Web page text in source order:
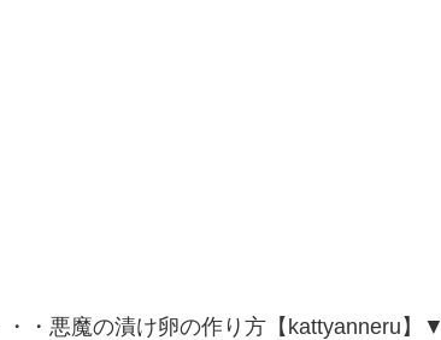
・悪魔の漬け卵の作り方【kattyanneru】▼